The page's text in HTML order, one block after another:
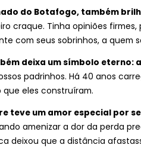
do Botafogo, também
craque. Tinha opiniões
com seus sobrinhos, a quem
deixa um símbolo eterno:
padrinhos. Há 40 anos
eles construíram.
teve um amor especial por
amenizar a dor da perda
deixou que a distância